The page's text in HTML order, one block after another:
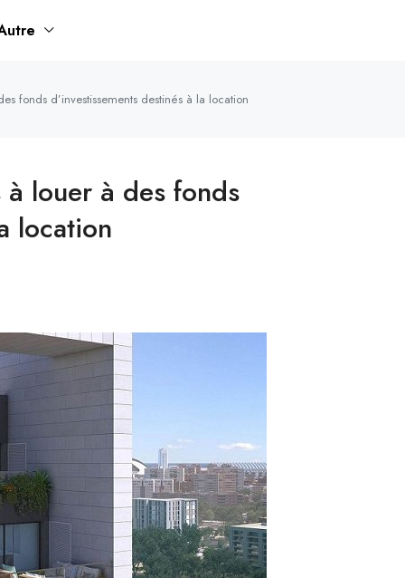
fonds d’investissements destinés à la location
louer à des fonds
location